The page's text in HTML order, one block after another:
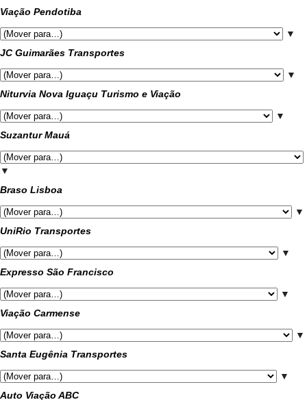
Viação Pendotiba
▼
JC Guimarães Transportes
▼
Niturvia Nova Iguaçu Turismo e Viação
▼
Suzantur Mauá
▼
Braso Lisboa
▼
UniRio Transportes
▼
Expresso São Francisco
▼
Viação Carmense
▼
Santa Eugênia Transportes
▼
Auto Viação ABC